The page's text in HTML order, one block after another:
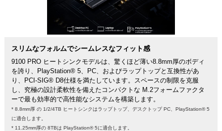
スリムなフォルムでシームレスなフィット感
9100 PRO ヒートシンクモデルは、驚くほど薄い8.8mm厚のボディ
を誇り、PlayStation® 5、PC、およびラップトップと互換性があ
り、PCI-SIG® D8仕様を満たしています。スペースの制限を克服
し、究極の設計柔軟性を備えたコンパクトな M.2フォームファクタ
ーで最も効率的で高性能なシステムを構築します。
* 8.8mm厚 の 1/2/4TB ヒートシンクはラップトップ、デスクトップ PC、PlayStation® 5
に適合します。
* 11.25mm厚の 8TBは PlayStation® 5に適合します。